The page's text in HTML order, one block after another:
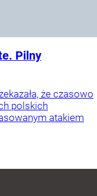
Pilny
że czasowo
polskich
atakiem